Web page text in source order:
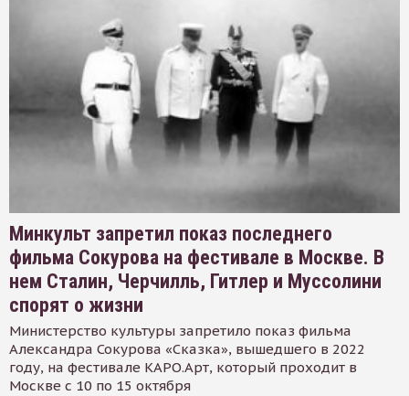
Минкульт запретил показ последнего
фильма Сокурова на фестивале в Москве. В
нем Сталин, Черчилль, Гитлер и Муссолини
спорят о жизни
Министерство культуры запретило показ фильма
Александра Сокурова «Сказка», вышедшего в 2022
году, на фестивале КАРО.Арт, который проходит в
Москве с 10 по 15 октября